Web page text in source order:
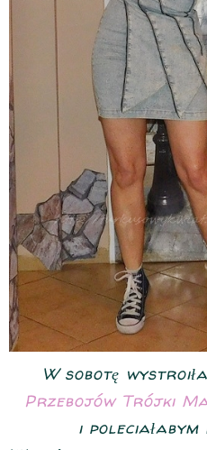
W sobotę
Przebojów Trójki
i